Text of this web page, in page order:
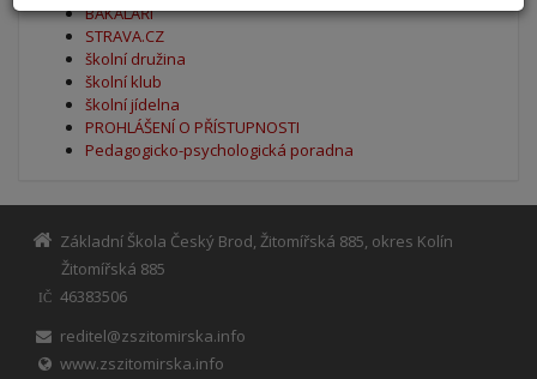
BAKALÁŘI
STRAVA.CZ
školní družina
školní klub
školní jídelna
PROHLÁŠENÍ O PŘÍSTUPNOSTI
Pedagogicko-psychologická poradna
Základní Škola Český Brod, Žitomířská 885, okres Kolín
Žitomířská 885
IČ
46383506
reditel@zszitomirska.info
www.zszitomirska.info